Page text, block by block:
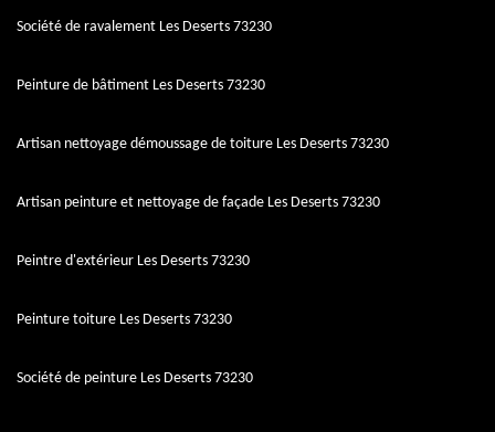
Société de ravalement Les Deserts 73230
Peinture de bâtiment Les Deserts 73230
Artisan nettoyage démoussage de toiture Les Deserts 73230
Artisan peinture et nettoyage de façade Les Deserts 73230
Peintre d'extérieur Les Deserts 73230
Peinture toiture Les Deserts 73230
Société de peinture Les Deserts 73230